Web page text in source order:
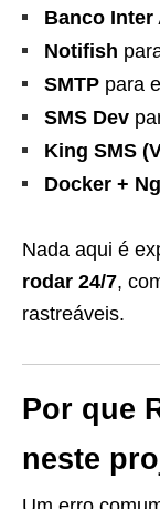
Banco Inter
Notifish
SMTP para
SMS Dev
King SMS
Docker +
Nada aqui é
rodar 24/7,
rastreáveis.
Por que
neste